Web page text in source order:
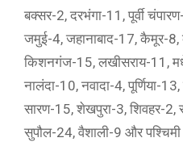
बक्सर-2, दरभंगा-11, पूर्वी
जमुई-4, जहानाबाद-17, कैमूर-8,
किशनगंज-15, लखीसराय-11,
नालंदा-10, नवादा-4, पूर्णिया-
सारण-15, शेखपुरा-3, शिवहर-2,
सुपौल-24, वैशाली-9 और